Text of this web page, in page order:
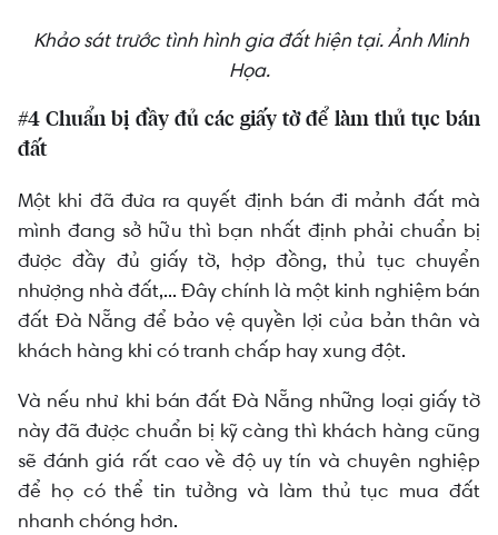
Khảo sát trước tình hình gia đất hiện tại. Ảnh Minh
Họa.
#4 Chuẩn bị đầy đủ các giấy tờ để làm thủ tục bán
đất
Một khi đã đưa ra quyết định bán đi mảnh đất mà
mình đang sở hữu thì bạn nhất định phải chuẩn bị
được đầy đủ giấy tờ, hợp đồng, thủ tục chuyển
nhượng nhà đất,... Đây chính là một kinh nghiệm bán
đất Đà Nẵng để bảo vệ quyền lợi của bản thân và
khách hàng khi có tranh chấp hay xung đột.
Và nếu như khi bán đất Đà Nẵng những loại giấy tờ
này đã được chuẩn bị kỹ càng thì khách hàng cũng
sẽ đánh giá rất cao về độ uy tín và chuyên nghiệp
để họ có thể tin tưởng và làm thủ tục mua đất
nhanh chóng hơn.